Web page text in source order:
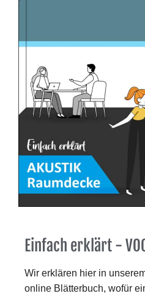
Einfach erklärt -
Wir erklären hier in
online Blätterbuch, wofür